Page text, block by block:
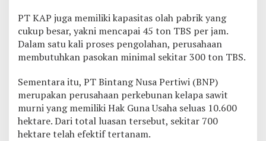
PT KAP juga memiliki kapasitas olah pabrik yang
cukup besar, yakni mencapai 45 ton TBS per jam.
Dalam satu kali proses pengolahan, perusahaan
membutuhkan pasokan minimal sekitar 300 ton TBS.
Sementara itu, PT Bintang Nusa Pertiwi (BNP)
merupakan perusahaan perkebunan kelapa sawit
murni yang memiliki Hak Guna Usaha seluas 10.600
hektare. Dari total luasan tersebut, sekitar 700
hektare telah efektif tertanam.